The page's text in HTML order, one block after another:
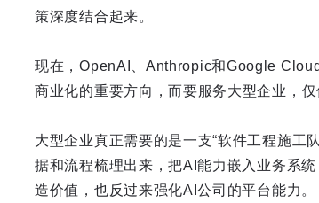
策深度结合起来。
现在，OpenAI、Anthropic和Google
商业化的重要方向，而要服务大型企业，
大型企业真正需要的是一支“软件工程施工
据和流程梳理出来，把AI能力嵌入业务系
造价值，也反过来强化AI公司的平台能力。